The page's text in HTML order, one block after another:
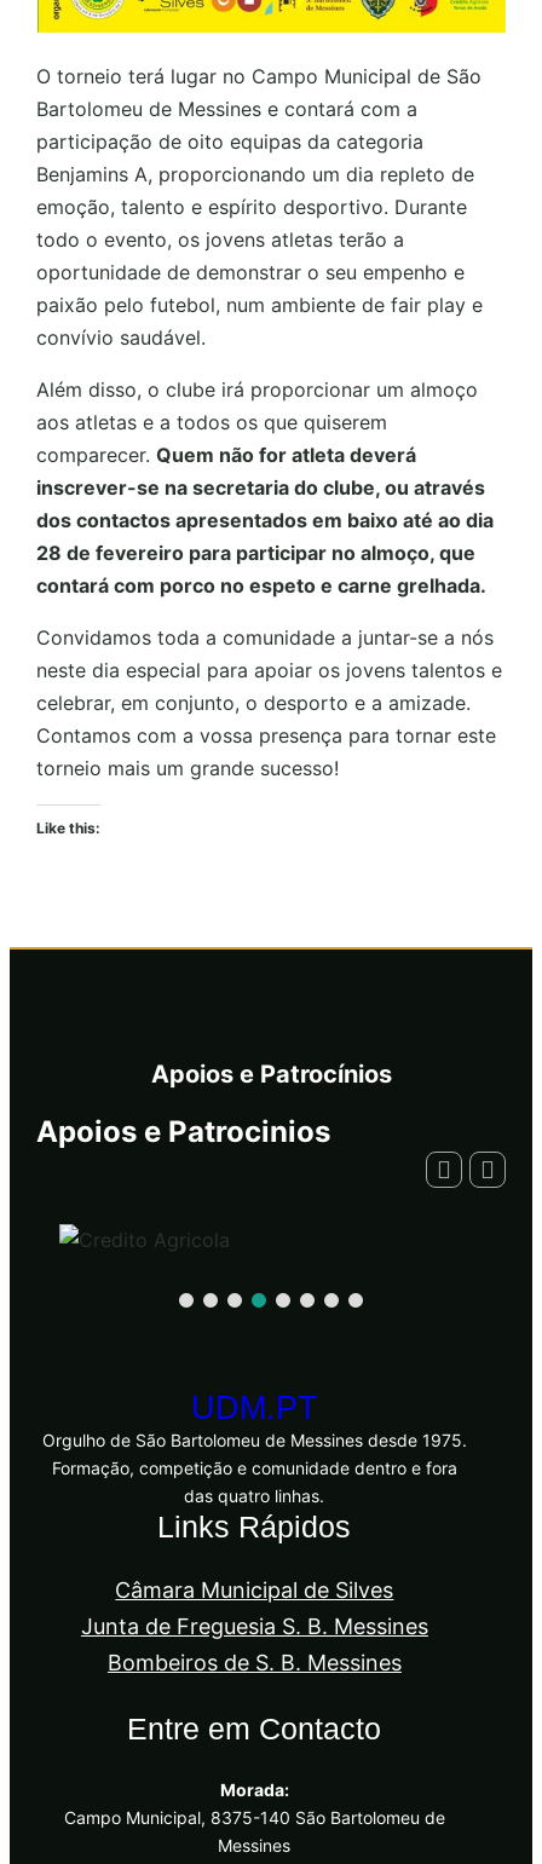
O torneio terá lugar no Campo Municipal de São
Bartolomeu de Messines e contará com a
participação de oito equipas da categoria
Benjamins A, proporcionando um dia repleto de
emoção, talento e espírito desportivo. Durante
todo o evento, os jovens atletas terão a
oportunidade de demonstrar o seu empenho e
paixão pelo futebol, num ambiente de fair play e
convívio saudável.
Além disso, o clube irá proporcionar um almoço
aos atletas e a todos os que quiserem
comparecer.Quem não for atleta deverá
inscrever-se na secretaria do clube, ou através
dos contactos apresentados em baixo até ao dia
28 de fevereiro para participar no almoço, que
contará com porco no espeto e carne grelhada.
Convidamos toda a comunidade a juntar-se a nós
neste dia especial para apoiar os jovens talentos e
celebrar, em conjunto, o desporto e a amizade.
Contamos com a vossa presença para tornar este
torneio mais um grande sucesso!
Like this:
Apoios e Patrocínios
Apoios e Patrocinios
UDM.PT
Orgulho de São Bartolomeu de Messines desde 1975.
Formação, competição e comunidade dentro e fora
das quatro linhas.
Links Rápidos
Câmara Municipal de Silves
Junta de Freguesia S. B. Messines
Bombeiros de S. B. Messines
Entre em Contacto
Morada:
Campo Municipal, 8375-140 São Bartolomeu de
Messines